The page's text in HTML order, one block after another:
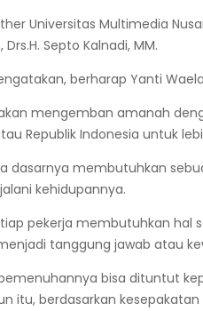
Universitas Multimedia
Septo Kalnadi, MM.
berharap Yanti
mengemban amanah
Republik Indonesia untuk
dasarnya membutuhkan
kehidupannya.
pekerja membutuhkan
tanggung jawab atau
bisa dituntut
itu, berdasarkan